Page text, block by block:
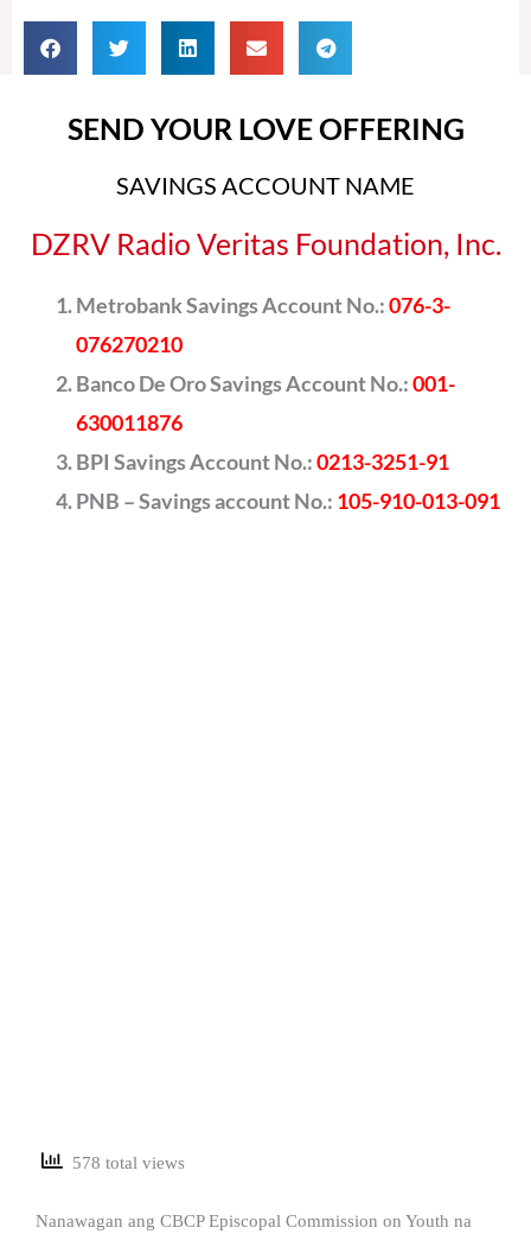
SEND YOUR LOVE OFFERING
SAVINGS ACCOUNT NAME
DZRV Radio Veritas Foundation, Inc.
Metrobank Savings Account No.:076-3-
076270210
Banco De Oro Savings Account No.:001-
630011876
BPI Savings Account No.:0213-3251-91
PNB – Savings account No.: 105-910-013-091
578 total views
Nanawagan ang CBCP Episcopal Commission on Youth na